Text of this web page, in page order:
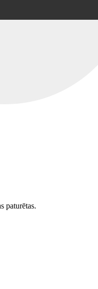
paturētas.